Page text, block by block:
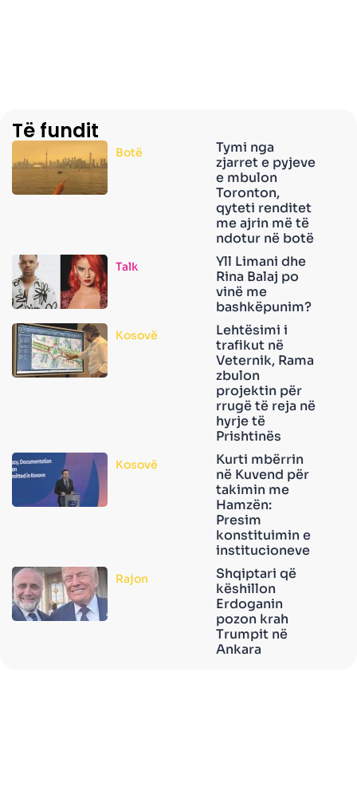
Të fundit
Botë
Tymi nga
zjarret e pyjeve
e mbulon
Toronton,
qyteti renditet
me ajrin më të
ndotur në botë
Talk
Yll Limani dhe
Rina Balaj po
vinë me
bashkëpunim?
Kosovë
Lehtësimi i
trafikut në
Veternik, Rama
zbulon
projektin për
rrugë të reja në
hyrje të
Prishtinës
Kosovë
Kurti mbërrin
në Kuvend për
takimin me
Hamzën:
Presim
konstituimin e
institucioneve
Rajon
Shqiptari që
këshillon
Erdoganin
pozon krah
Trumpit në
Ankara